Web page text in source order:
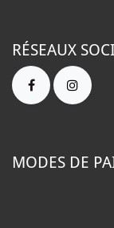
RÉSEAUX
MODES DE